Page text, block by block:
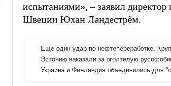
испытаниями», – заявил
Швеции Юхан Ландестрём.